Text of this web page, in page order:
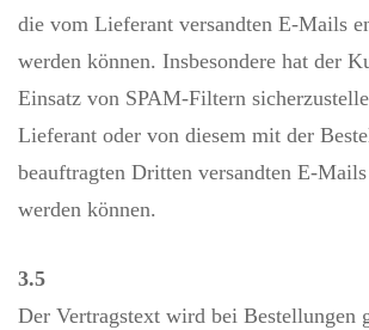
die vom Lieferant versandten E-Mails
werden können. Insbesondere hat der
Einsatz von SPAM-Filtern
Lieferant oder von diesem mit der
beauftragten Dritten versandten E-
werden können.
3.5
Der Vertragstext wird bei Bestellungen